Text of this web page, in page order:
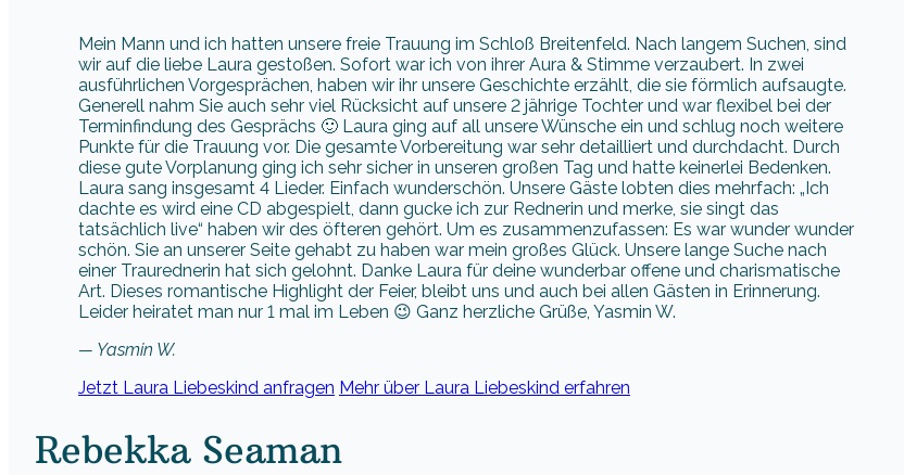
Mein Mann und ich hatten unsere freie Trauung im Schloß Breitenfeld. Nach langem Suchen, sind
wir auf die liebe Laura gestoßen. Sofort war ich von ihrer Aura & Stimme verzaubert. In zwei
ausführlichen Vorgesprächen, haben wir ihr unsere Geschichte erzählt, die sie förmlich aufsaugte.
Generell nahm Sie auch sehr viel Rücksicht auf unsere 2 jährige Tochter und war flexibel bei der
Terminfindung des Gesprächs 🙂 Laura ging auf all unsere Wünsche ein und schlug noch weitere
Punkte für die Trauung vor. Die gesamte Vorbereitung war sehr detailliert und durchdacht. Durch
diese gute Vorplanung ging ich sehr sicher in unseren großen Tag und hatte keinerlei Bedenken.
Laura sang insgesamt 4 Lieder. Einfach wunderschön. Unsere Gäste lobten dies mehrfach: „Ich
dachte es wird eine CD abgespielt, dann gucke ich zur Rednerin und merke, sie singt das
tatsächlich live“ haben wir des öfteren gehört. Um es zusammenzufassen: Es war wunder wunder
schön. Sie an unserer Seite gehabt zu haben war mein großes Glück. Unsere lange Suche nach
einer Traurednerin hat sich gelohnt. Danke Laura für deine wunderbar offene und charismatische
Art. Dieses romantische Highlight der Feier, bleibt uns und auch bei allen Gästen in Erinnerung.
Leider heiratet man nur 1 mal im Leben 😉 Ganz herzliche Grüße, Yasmin W.
— Yasmin W.
Jetzt Laura Liebeskind anfragen Mehr über Laura Liebeskind erfahren
Rebekka Seaman